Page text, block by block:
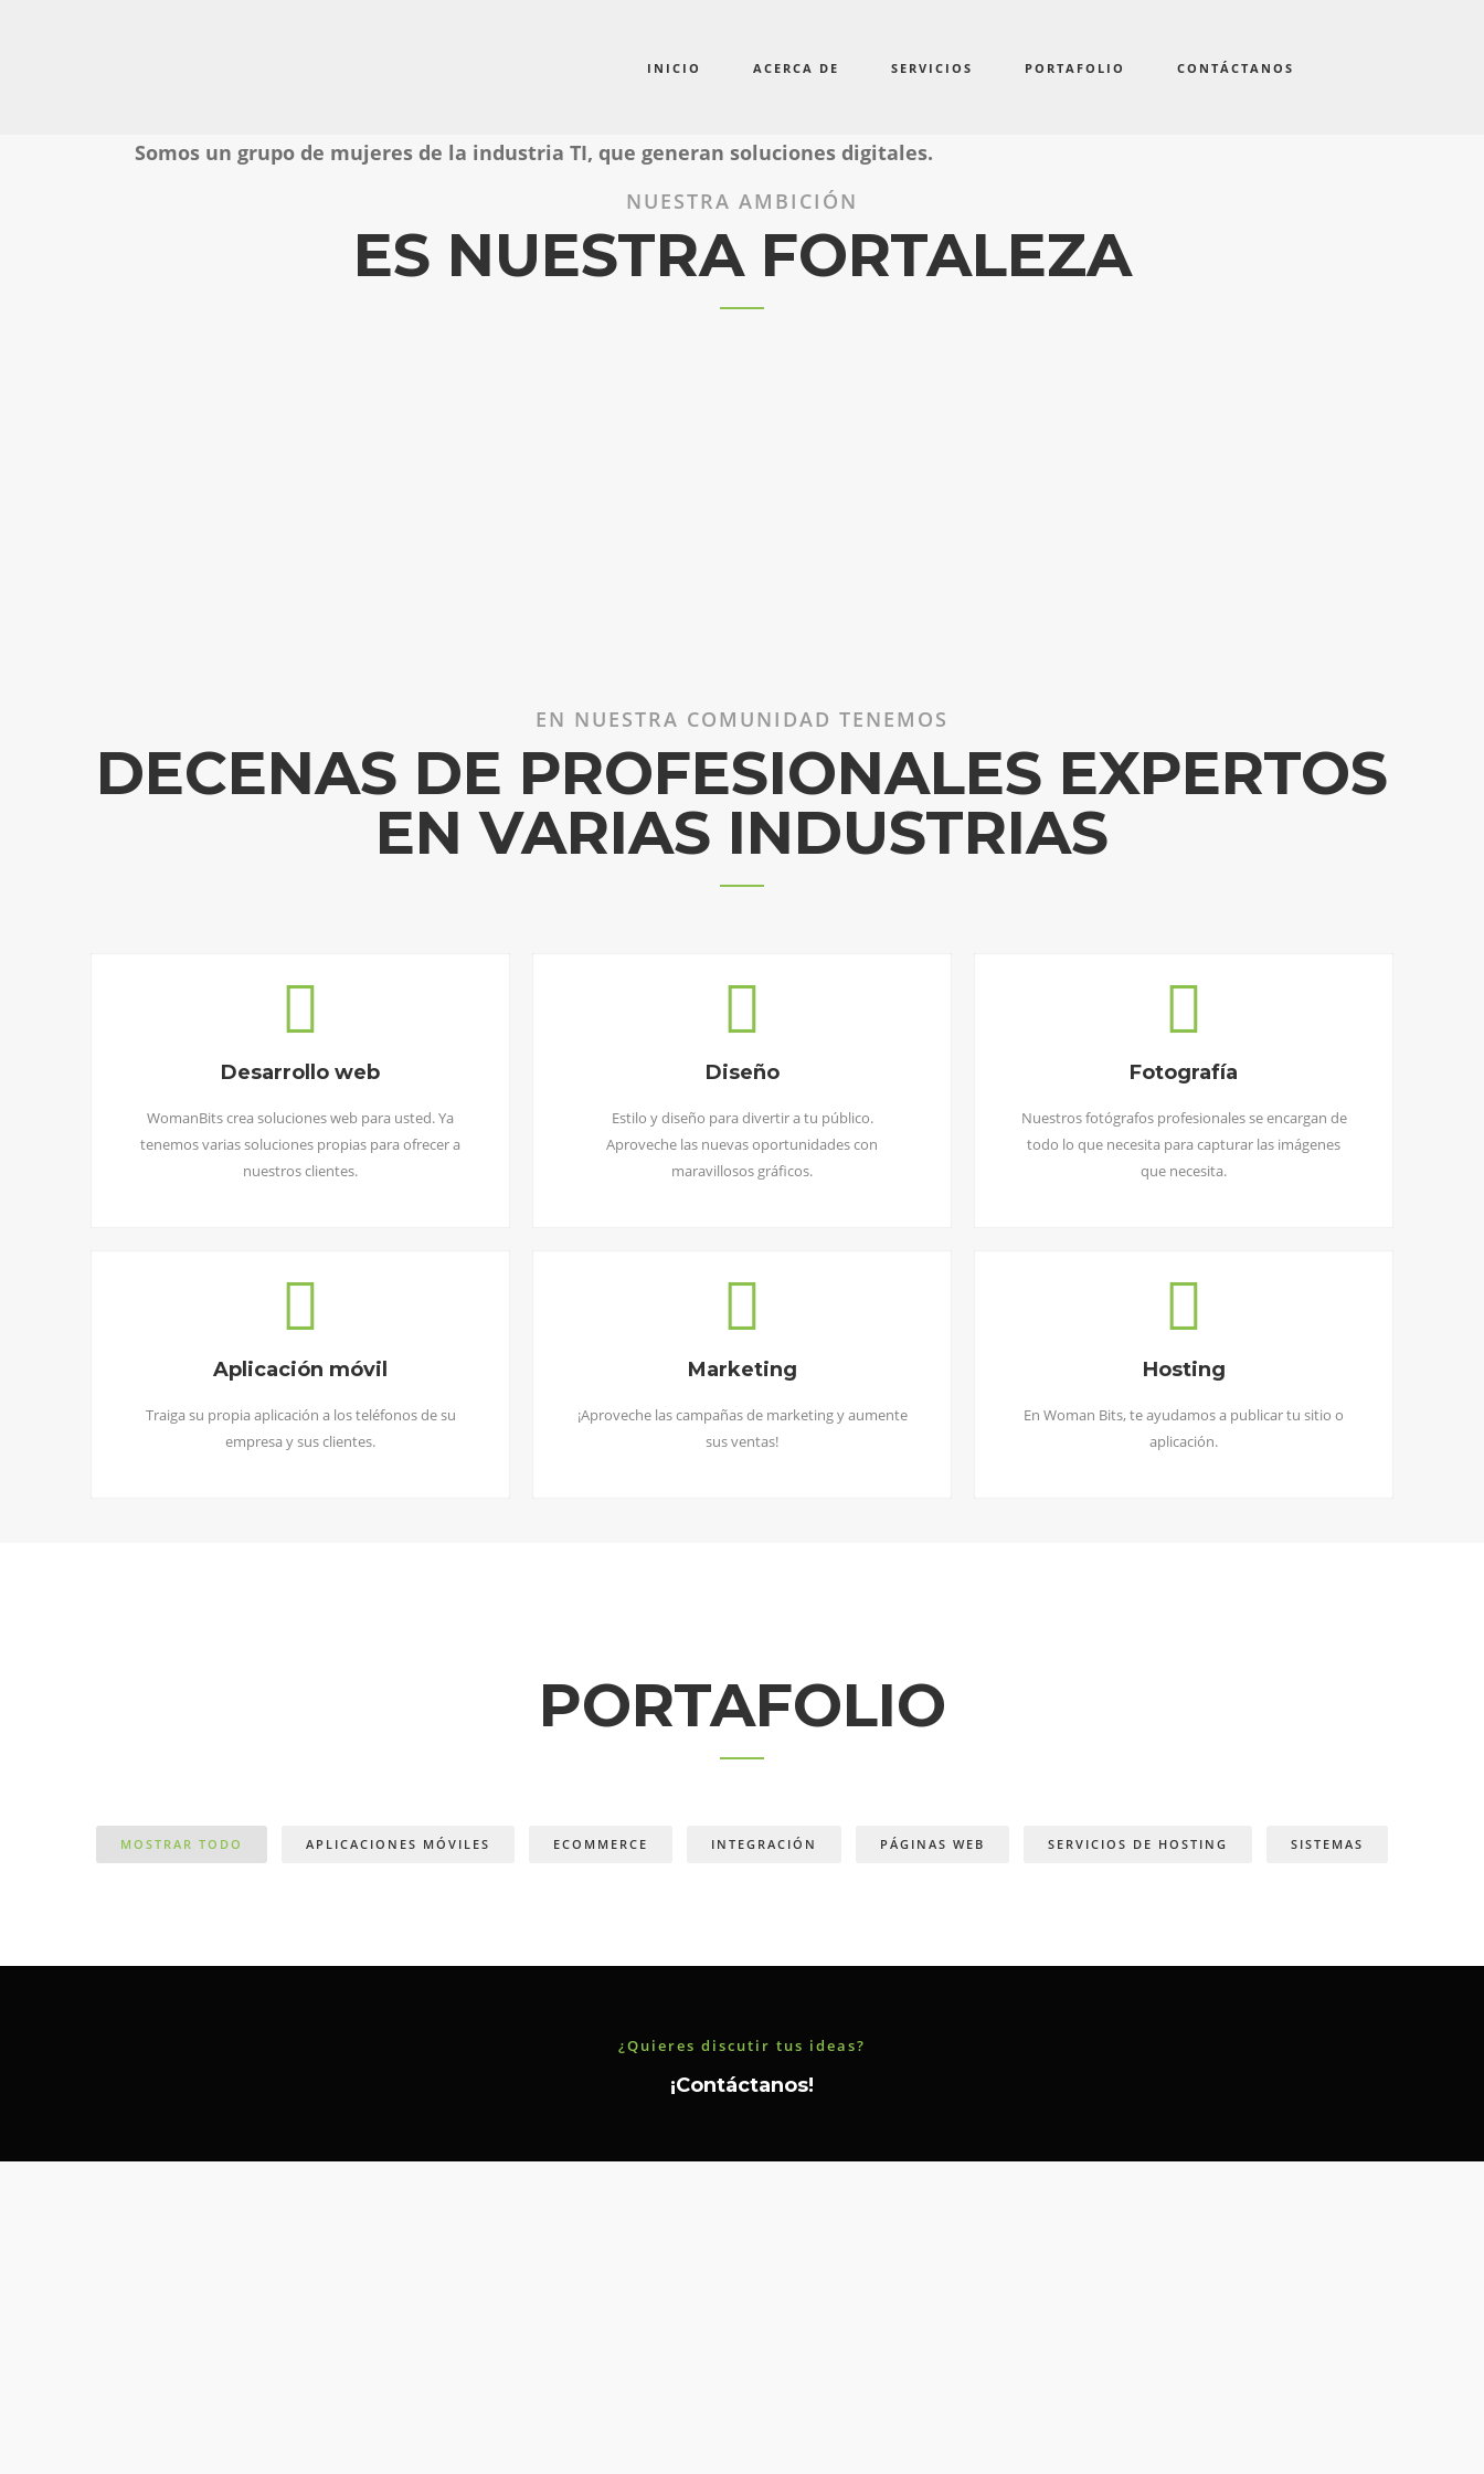
INICIO ACERCA DE SERVICIOS PORTAFOLIO CONTÁCTANOS
Tecnológicas
Somos un grupo de mujeres de la industria TI, que generan soluciones digitales.
NUESTRA AMBICIÓN
ES NUESTRA FORTALEZA
7% en Latinoamérica, consideramos que es importante subir esa cifra y sobre
todo incentivar a que más mujeres se desarrollen como Emprendedoras y
Dueñas de sus propios negocios en éste mercado.
EN NUESTRA COMUNIDAD TENEMOS
DECENAS DE PROFESIONALES EXPERTOS
EN VARIAS INDUSTRIAS
Desarrollo web
WomanBits crea soluciones web para usted. Ya
tenemos varias soluciones propias para ofrecer a
nuestros clientes.
Aplicación móvil
Traiga su propia aplicación a los teléfonos de su
empresa y sus clientes.
Diseño
Estilo y diseño para divertir a tu público.
Aproveche las nuevas oportunidades con
maravillosos gráficos.
Marketing
¡Aproveche las campañas de marketing y aumente
sus ventas!
Fotografía
Nuestros fotógrafos profesionales se encargan de
todo lo que necesita para capturar las imágenes
que necesita.
Hosting
En Woman Bits, te ayudamos a publicar tu sitio o
aplicación.
PORTAFOLIO
MOSTRAR TODO APLICACIONES MÓVILES ECOMMERCE INTEGRACIÓN PÁGINAS WEB SERVICIOS DE HOSTING SISTEMAS
¿Quieres discutir tus ideas?
¡Contáctanos!